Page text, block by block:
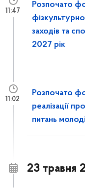
Розпочато
заходів та
2027 рік
11:47
Розпочато
реалізації
питань
11:02
23 травня